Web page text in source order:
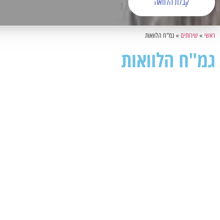
ראשי »שירותים » גמ"ח הלוואות
גמ"ח הלוואות